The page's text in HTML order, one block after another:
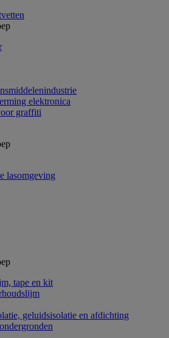
elektronica
graffiti
lasomgeving
tape en kit
geluidsisolatie en afdichting